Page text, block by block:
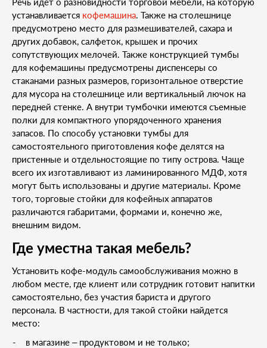
устанавливается кофемашина. Также на столешнице
предусмотрено место для размешивателей, сахара и
других добавок, салфеток, крышек и прочих
сопутствующих мелочей. Также конструкцией тумбы
для кофемашины предусмотрены диспенсеры со
стаканами разных размеров, горизонтальное отверстие
для мусора на столешнице или вертикальный лючок на
передней стенке. А внутри тумбочки имеются съемные
полки для компактного упорядоченного хранения
запасов. По способу установки тумбы для
самостоятельного приготовления кофе делятся на
пристенные и отдельностоящие по типу острова. Чаще
всего их изготавливают из ламинированного МДФ, хотя
могут быть использованы и другие материалы. Кроме
того, торговые стойки для кофейных аппаратов
различаются габаритами, формами и, конечно же,
внешним видом.
Где уместна такая мебель?
Установить кофе-модуль самообслуживания можно в
любом месте, где клиент или сотрудник готовит напитки
самостоятельно, без участия бариста и другого
персонала. В частности, для такой стойки найдется
место:
в магазине – продуктовом и не только;